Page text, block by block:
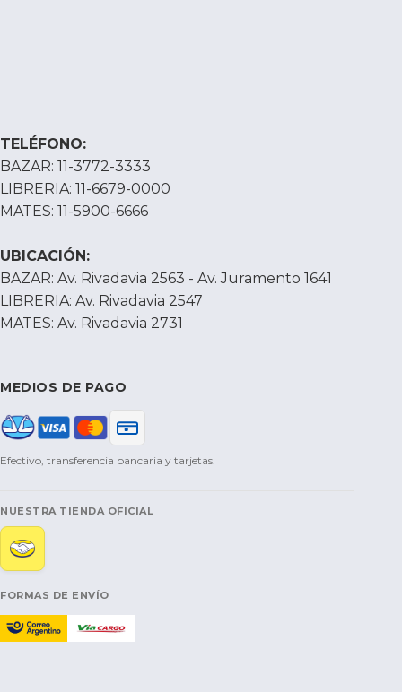
TELÉFONO:
BAZAR: 11-3772-3333
LIBRERIA: 11-6679-0000
MATES: 11-5900-6666
UBICACIÓN:
BAZAR: Av. Rivadavia 2563 - Av. Juramento 1641
LIBRERIA: Av. Rivadavia 2547
MATES: Av. Rivadavia 2731
MEDIOS DE PAGO
Efectivo, transferencia bancaria y tarjetas.
NUESTRA TIENDA OFICIAL
FORMAS DE ENVÍO